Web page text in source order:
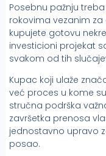
Posebnu pažnju
rokovima vezanim za
kupujete gotovu
investicioni projekat
svakom od tih
Kupac koji ulaže
već proces u kome
stručna podrška
završetka prenosa
jednostavno upravo
posao.